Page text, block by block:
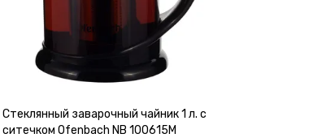
Стеклянный заварочный чайник 1 л. с
ситечком Ofenbach NB 100615M